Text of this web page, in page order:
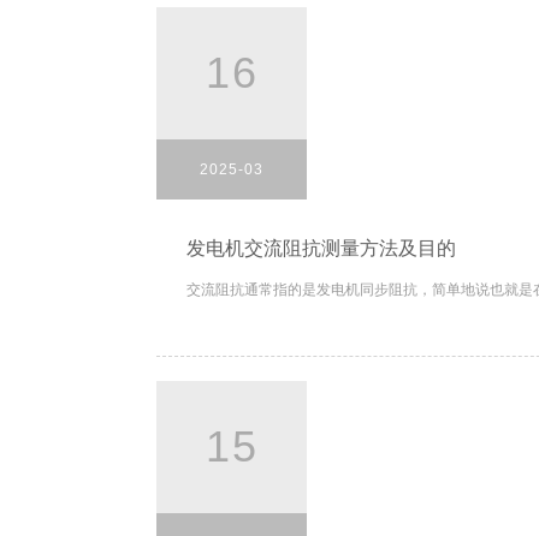
16
2025-03
发电机交流阻抗测量方法及目的
交流阻抗通常指的是发电机同步阻抗，简单地说也就
15